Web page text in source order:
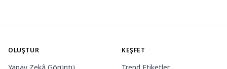
OLUŞTUR KEŞFET